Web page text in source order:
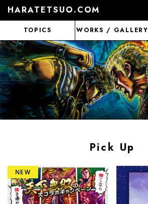
HARATETSUO.COM
TOPICS WORKS / GALLERY
Pick Up